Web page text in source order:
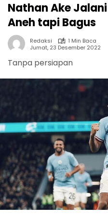
Nathan Ake
Aneh tapi Bagus
Redaksi
1 Min Baca
Jumat, 23 Desember 2022
Tanpa persiapan